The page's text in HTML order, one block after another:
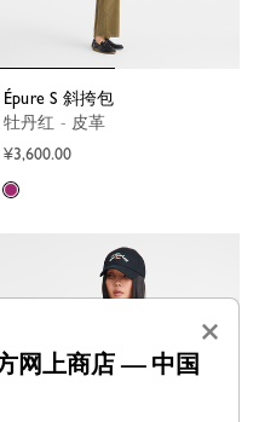
Épure S 斜挎包
牡丹红 - 皮革
¥3,600.00
×
网上商店 — 中国